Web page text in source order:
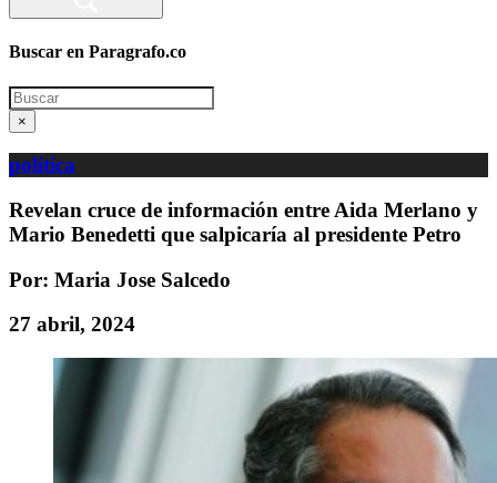
Buscar en Paragrafo.co
Search
×
política
Revelan cruce de información entre Aida Merlano y
Mario Benedetti que salpicaría al presidente Petro
Por: Maria Jose Salcedo
27 abril, 2024